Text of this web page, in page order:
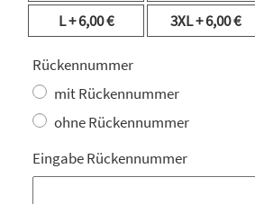
L+ 6,00 € 3XL+ 6,00 €
Rückennummer
mit Rückennummer
ohne Rückennummer
Eingabe Rückennummer